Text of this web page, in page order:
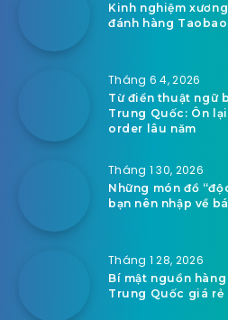
Kinh nghiệm
đánh hàng Taobao
Tháng 6 4, 2026
Từ điển thuật ngữ
Trung Quốc: Ôn
order lâu năm
Tháng 1 30, 2026
Những món đồ
bạn nên nhập về
Tháng 1 28, 2026
Bí mật nguồn
Trung Quốc giá rẻ